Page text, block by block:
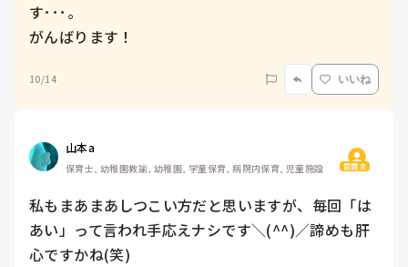
す･･･。
がんばります！
10/14 いいね
山本a
保育士, 幼稚園教諭, 幼稚園, 学童保育, 病院内保育, 児童施設 質問主
私もまあまあしつこい方だと思いますが、毎回「は
あい」って言われ手応えナシです＼(^^)／諦めも肝
心ですかね(笑)